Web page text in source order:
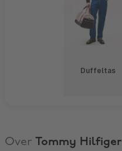
Duffeltas
Over Tommy Hilfiger